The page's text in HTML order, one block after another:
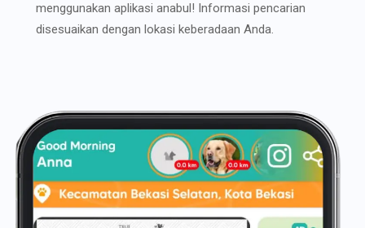
menggunakan aplikasi anabul! Informasi pencarian
disesuaikan dengan lokasi keberadaan Anda.